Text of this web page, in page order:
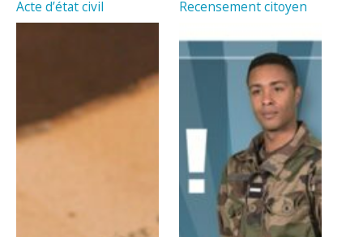
Acte d’état civil Recensement citoyen